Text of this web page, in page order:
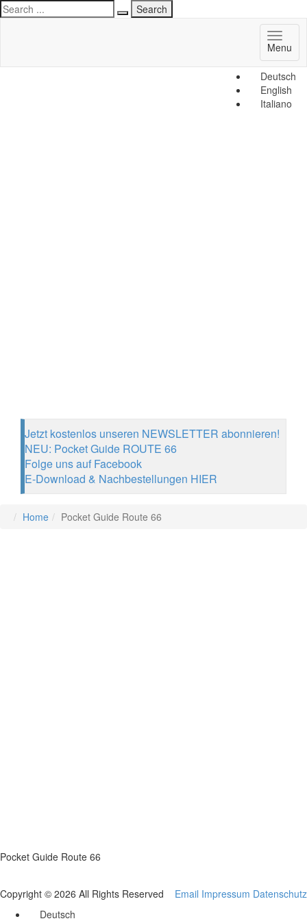
Deutsch
English
Italiano
Menu
Jetzt kostenlos unseren NEWSLETTER abonnieren!
NEU: Pocket Guide ROUTE 66
Folge uns auf Facebook
E-Download & Nachbestellungen HIER
Home Pocket Guide Route 66
Pocket Guide Route 66
Copyright © 2026 All Rights Reserved Email Impressum Datenschutz
Deutsch